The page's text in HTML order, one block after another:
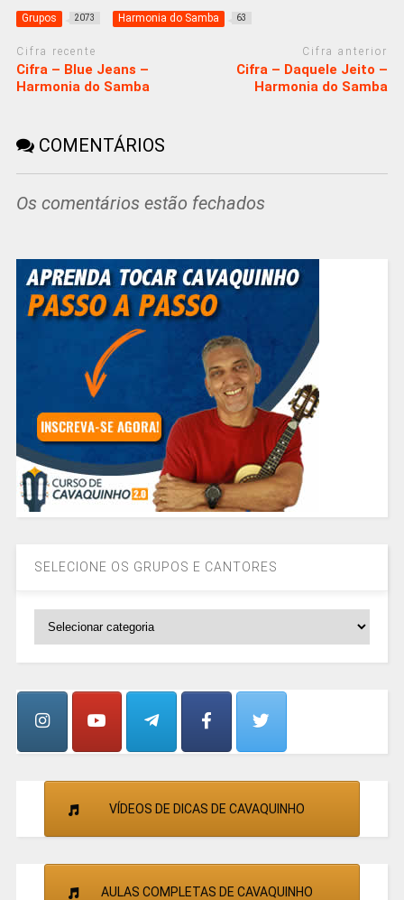
Grupos 2073 Harmonia do Samba 63
Cifra recente
Cifra – Blue Jeans –
Harmonia do Samba
Cifra anterior
Cifra – Daquele Jeito –
Harmonia do Samba
COMENTÁRIOS
Os comentários estão fechados
SELECIONE OS GRUPOS E CANTORES
CANTORES
VÍDEOS DE DICAS DE CAVAQUINHO
AULAS COMPLETAS DE CAVAQUINHO